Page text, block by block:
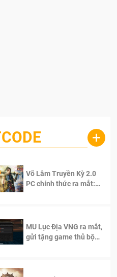
+
Võ Lâm Truyền Kỳ 2.0
PC chính thức ra mắt:
MU Lục Địa VNG ra mắt,
gửi tặng game thủ bộ